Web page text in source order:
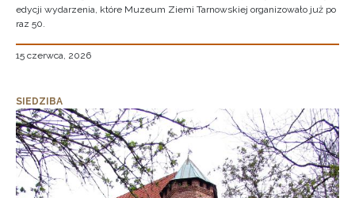
edycji wydarzenia, które Muzeum Ziemi Tarnowskiej organizowało już po
raz 50.
15 czerwca, 2026
SIEDZIBA